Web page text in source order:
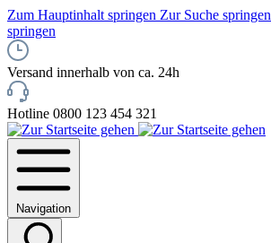
Zum Hauptinhalt springen Zur Suche springen
springen
Versand innerhalb von ca. 24h
Hotline 0800 123 454 321
Navigation